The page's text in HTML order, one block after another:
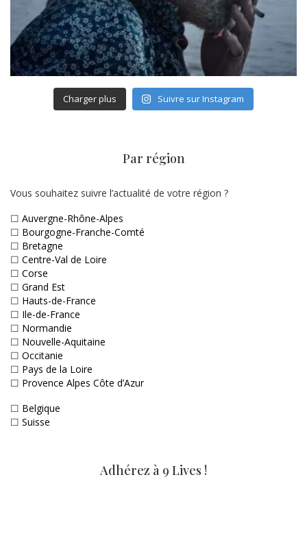
Charger plus Suivre sur Instagram
Par région
Vous souhaitez suivre l’actualité de votre région ?
☐ Auvergne-Rhône-Alpes
☐ Bourgogne-Franche-Comté
☐ Bretagne
☐ Centre-Val de Loire
☐ Corse
☐ Grand Est
☐ Hauts-de-France
☐ Ile-de-France
☐ Normandie
☐ Nouvelle-Aquitaine
☐ Occitanie
☐ Pays de la Loire
☐ Provence Alpes Côte d’Azur
☐ Belgique
☐ Suisse
Adhérez à 9 Lives !